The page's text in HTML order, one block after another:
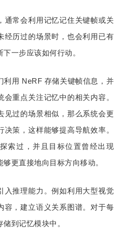
通常会利用记忆记住关键帧或关
经历过的场景时，也会利用已有
一步应该如何行动。
利用 NeRF 存储关键帧信息，并
会重点关注记忆中的相关内容。
见过的场景相似，那么系统会更
决策，这样能够提高导航效率。
索过，并且目标位置曾经出现
更直接地向目标方向移动。
入推理能力。例如利用大型视觉
容，建立语义关系图谱。对于每
到记忆模块中。